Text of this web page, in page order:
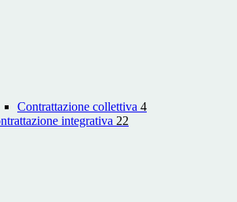
Contrattazione collettiva 4
integrativa 22